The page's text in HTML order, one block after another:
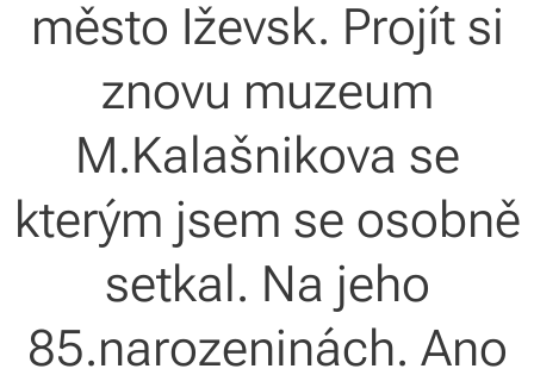
město Iževsk. Projít si
znovu muzeum
M.Kalašnikova se
kterým jsem se osobně
setkal. Na jeho
85.narozeninách. Ano